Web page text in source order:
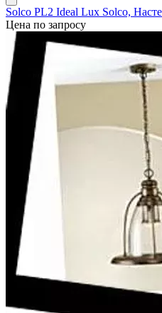
Solco PL2 Ideal Lux Solco,
Цена по запросу